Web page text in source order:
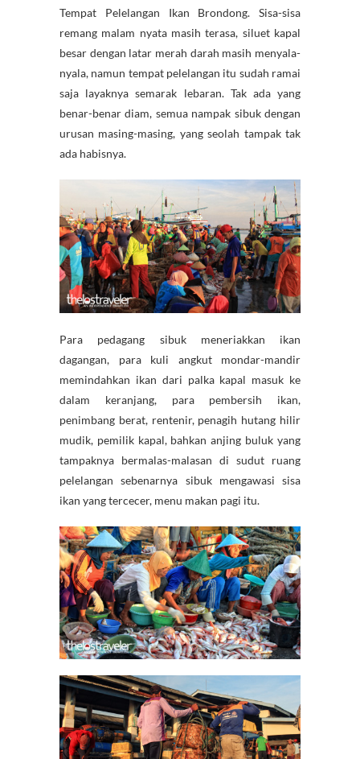
Tempat Pelelangan Ikan Brondong. Sisa-sisa
remang malam nyata masih terasa, siluet kapal
besar dengan latar merah darah masih menyala-
nyala, namun tempat pelelangan itu sudah ramai
saja layaknya semarak lebaran. Tak ada yang
benar-benar diam, semua nampak sibuk dengan
urusan masing-masing, yang seolah tampak tak
ada habisnya.
Para pedagang sibuk meneriakkan ikan
dagangan, para kuli angkut mondar-mandir
memindahkan ikan dari palka kapal masuk ke
dalam keranjang, para pembersih ikan,
penimbang berat, rentenir, penagih hutang hilir
mudik, pemilik kapal, bahkan anjing buluk yang
tampaknya bermalas-malasan di sudut ruang
pelelangan sebenarnya sibuk mengawasi sisa
ikan yang tercecer, menu makan pagi itu.